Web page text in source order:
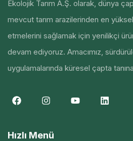
Ekolojik Tarım A.Ş. olarak, dünya
mevcut tarım arazilerinden en
etmelerini sağlamak için yenilikçi
devam ediyoruz. Amacımız,
uygulamalarında küresel çapta
Hızlı Menü